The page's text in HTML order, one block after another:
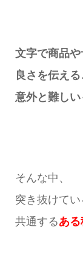
文字で商品
良さを伝え
意外と難しい
そんな中、
突き抜けて
共通するあ